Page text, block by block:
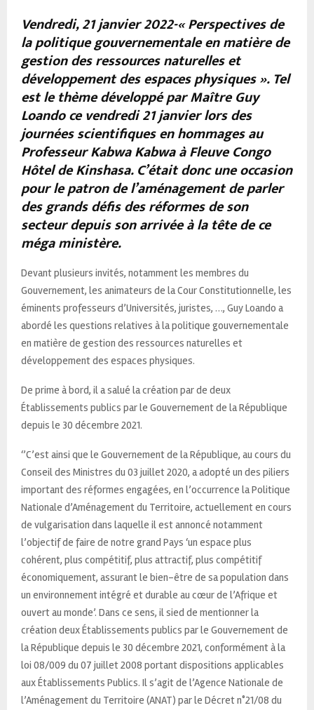
Vendredi, 21 janvier 2022-« Perspectives de
la politique gouvernementale en matière de
gestion des ressources naturelles et
développement des espaces physiques ». Tel
est le thème développé par Maître Guy
Loando ce vendredi 21 janvier lors des
journées scientifiques en hommages au
Professeur Kabwa Kabwa à Fleuve Congo
Hôtel de Kinshasa. C’était donc une occasion
pour le patron de l’aménagement de parler
des grands défis des réformes de son
secteur depuis son arrivée à la tête de ce
méga ministère.
Devant plusieurs invités, notamment les membres du
Gouvernement, les animateurs de la Cour Constitutionnelle, les
éminents professeurs d’Universités, juristes, …, Guy Loando a
abordé les questions relatives à la politique gouvernementale
en matière de gestion des ressources naturelles et
développement des espaces physiques.
De prime à bord, il a salué la création par de deux
Établissements publics par le Gouvernement de la République
depuis le 30 décembre 2021.
‘’C’est ainsi que le Gouvernement de la République, au cours du
Conseil des Ministres du 03 juillet 2020, a adopté un des piliers
important des réformes engagées, en l’occurrence la Politique
Nationale d’Aménagement du Territoire, actuellement en cours
de vulgarisation dans laquelle il est annoncé notamment
l’objectif de faire de notre grand Pays ‘un espace plus
cohérent, plus compétitif, plus attractif, plus compétitif
économiquement, assurant le bien-être de sa population dans
un environnement intégré et durable au cœur de l’Afrique et
ouvert au monde’. Dans ce sens, il sied de mentionner la
création deux Établissements publics par le Gouvernement de
la République depuis le 30 décembre 2021, conformément à la
loi 08/009 du 07 juillet 2008 portant dispositions applicables
aux Établissements Publics. Il s’agit de l’Agence Nationale de
l’Aménagement du Territoire (ANAT) par le Décret n°21/08 du